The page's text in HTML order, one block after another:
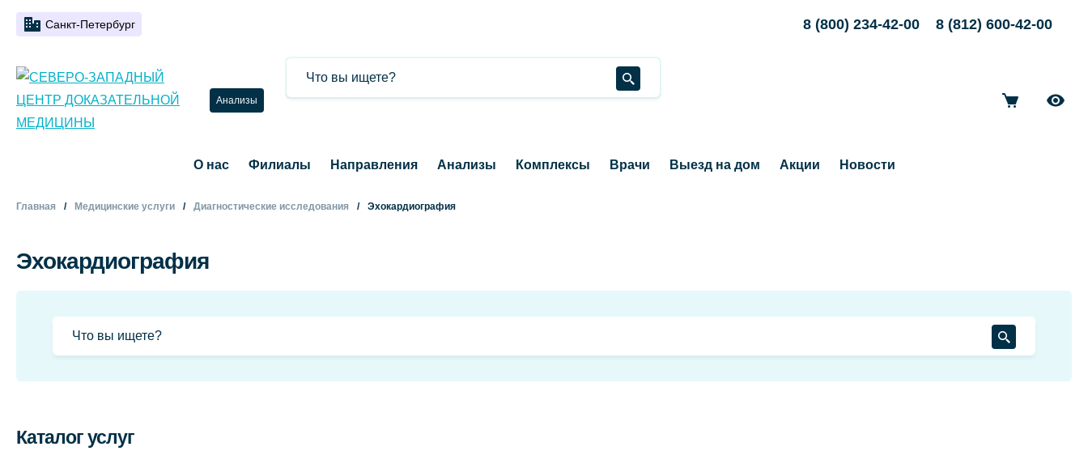
Санкт-Петербург 8 (800) 234-42-00 8 (812) 600-42-00
Анализы
О нас Филиалы Направления Анализы Комплексы Врачи Выезд на дом Акции Новости
Главная Медицинские услуги Диагностические исследования Эхокардиография
Эхокардиография
Каталог услуг